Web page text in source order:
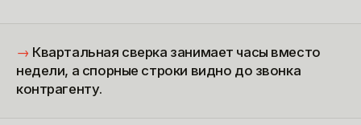
→ Квартальная сверка занимает часы вместо
недели, а спорные строки видно до звонка
контрагенту.